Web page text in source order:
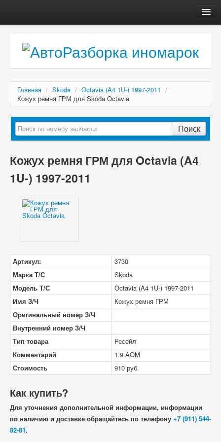
Автосервис
Как купить
Главная / Skoda / Octavia (A4 1U-) 1997-2011 /
Кожух ремня ГРМ для Skoda Octavia
Поиск
Кожух ремня ГРМ для Octavia (A4
1U-) 1997-2011
Артикул:
3730
Марка Т/С
Skoda
Модель Т/С
Octavia (A4 1U-) 1997-2011
Имя З/Ч
Кожух ремня ГРМ
Оригинальный номер З/Ч
Внутренний номер З/Ч
Тип товара
Ресейл
Комментарий
1.9 AQM
Стоимость
910 руб.
Как купить?
Для уточнения дополнительной информации, информации
по наличию и доставке обращайтесь по телефону +7 (911) 544-
82-81.